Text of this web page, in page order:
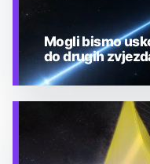
TEHNOLOGIJA
Mogli bismo
do drugih